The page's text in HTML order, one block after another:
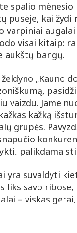
spalio mėnesio
pusėje, kai žydi
varpiniai
visai kitaip:
aukštų bangų.
„Kauno
vaizdu. Jame
kažką
grupės.
palikdama
yra suvaldyti
liks savo ribose,
– viskas